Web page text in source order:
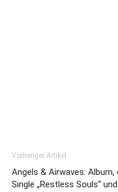
Vorheriger Artikel
Angels & Airwaves: Album,
Single „Restless Souls“ und